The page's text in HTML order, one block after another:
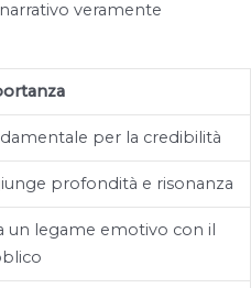
veramente
per la credibilità
profondità e risonanza
un legame emotivo con il